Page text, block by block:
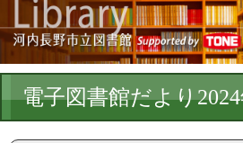
へ
文
電子図書館だより